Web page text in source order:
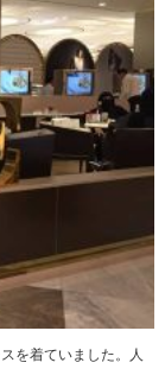
を着ていました。人